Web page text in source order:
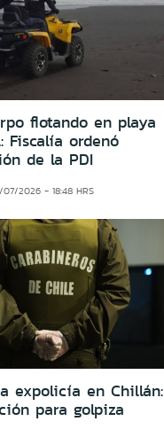
flotando en playa
Fiscalía ordenó
de la PDI
07/2026 - 18:48 HRS
expolicía en Chillán:
para golpiza